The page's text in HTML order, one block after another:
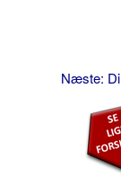
Næste: